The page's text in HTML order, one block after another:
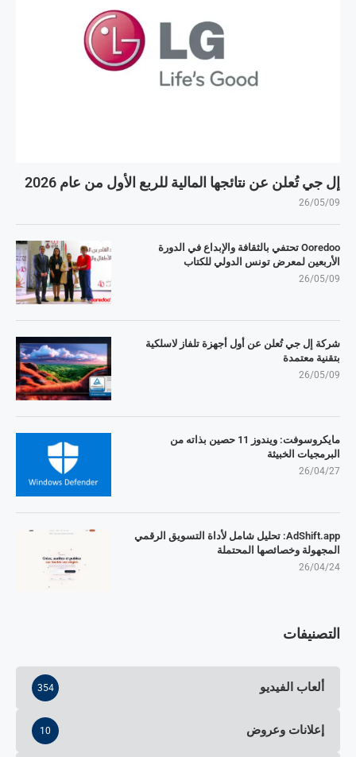
إل جي تُعلن عن نتائجها المالية للربع الأول من عام 2026
26/05/09
Ooredoo تحتفي بالثقافة والإبداع في الدورة
الأربعين لمعرض تونس الدولي للكتاب
26/05/09
شركة إل جي تُعلن عن أول أجهزة تلفاز لاسلكية
بتقنية معتمدة
26/05/09
مايكروسوفت: ويندوز 11 حصين بذاته من
البرمجيات الخبيثة
26/04/27
AdShift.app: تحليل شامل لأداة التسويق الرقمي
المجهولة وخصائصها المحتملة
26/04/24
التصنيفات
ألعاب الفيديو 354
إعلانات وعروض 10